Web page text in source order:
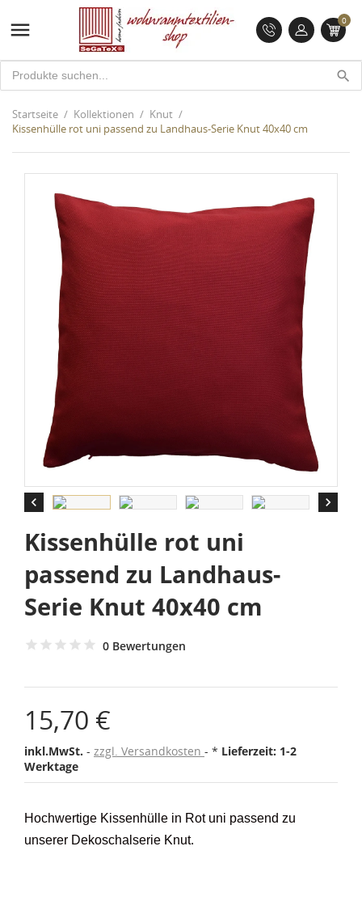
 0
search
Startseite Kollektionen
Knut
Kissenhülle rot uni passend zu Landhaus-Serie Knut 40x40 cm
 
Kissenhülle rot uni
passend zu Landhaus-
Serie Knut 40x40 cm
0 Bewertungen
15,70 €
inkl.MwSt. zzgl. Versandkosten * Lieferzeit: 1-2
Werktage
Hochwertige Kissenhülle in Rot uni passend zu
unserer Dekoschalserie Knut.